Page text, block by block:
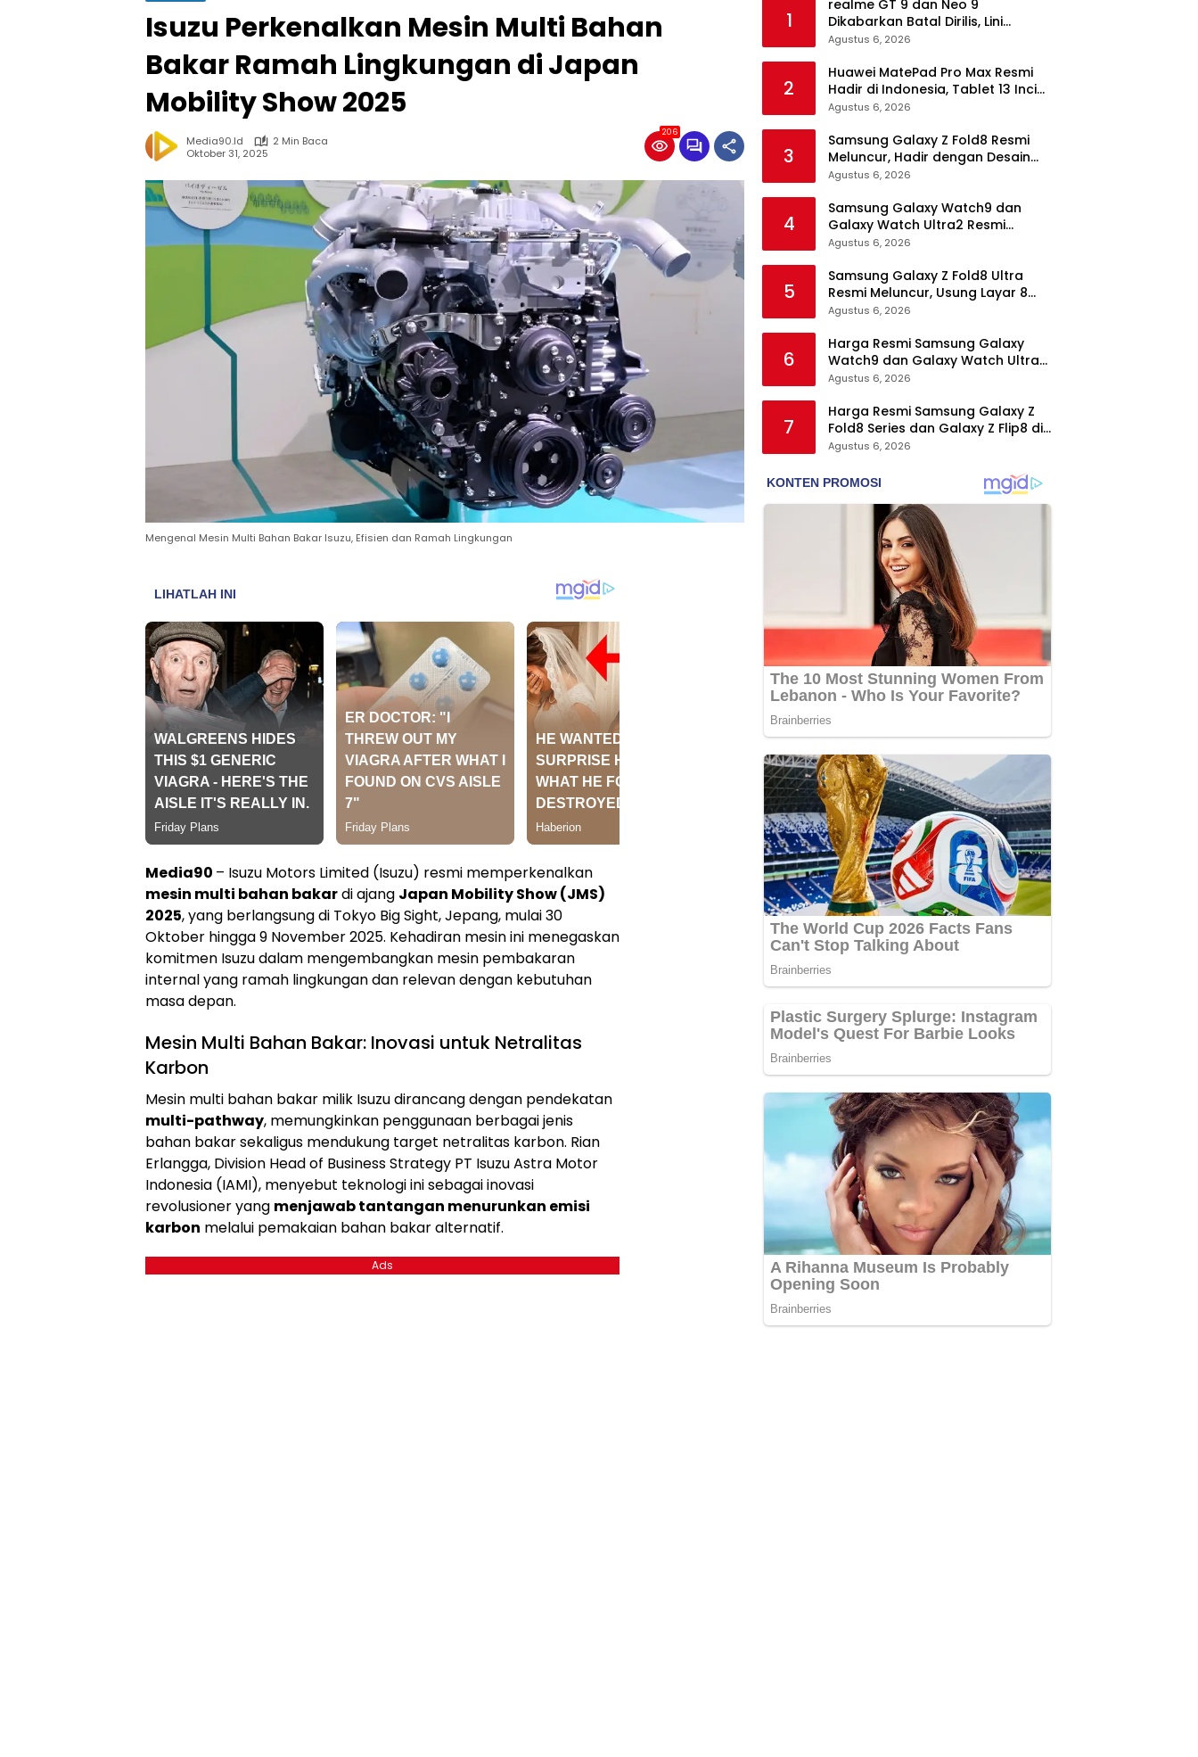
Isuzu Perkenalkan Mesin Multi Bahan
Bakar Ramah Lingkungan di Japan
Mobility Show 2025
Media90.id
2 Min Baca
Oktober 31, 2025
206
Mengenal Mesin Multi Bahan Bakar Isuzu, Efisien dan Ramah Lingkungan
Media90 – Isuzu Motors Limited (Isuzu) resmi memperkenalkan
mesin multi bahan bakardi ajang Japan Mobility Show (JMS)
2025, yang berlangsung di Tokyo Big Sight, Jepang, mulai 30
Oktober hingga 9 November 2025. Kehadiran mesin ini menegaskan
komitmen Isuzu dalam mengembangkan mesin pembakaran
internal yang ramah lingkungan dan relevan dengan kebutuhan
masa depan.
Mesin Multi Bahan Bakar: Inovasi untuk Netralitas
Karbon
Mesin multi bahan bakar milik Isuzu dirancang dengan pendekatan
multi-pathway, memungkinkan penggunaan berbagai jenis
bahan bakar sekaligus mendukung target netralitas karbon. Rian
Erlangga, Division Head of Business Strategy PT Isuzu Astra Motor
Indonesia (IAMI), menyebut teknologi ini sebagai inovasi
revolusioner yang menjawab tantangan menurunkan emisi
karbon melalui pemakaian bahan bakar alternatif.
Ads
1
realme GT 9 dan Neo 9
Dikabarkan Batal Dirilis, Lini
Flagship realme Terancam
Agustus 6, 2026
2
Huawei MatePad Pro Max Resmi
Hadir di Indonesia, Tablet 13 Inci
Tertipis dan Teringan
Agustus 6, 2026
3
Samsung Galaxy Z Fold8 Resmi
Meluncur, Hadir dengan Desain
Lebih Pendek dan Lebar
Agustus 6, 2026
4
Samsung Galaxy Watch9 dan
Galaxy Watch Ultra2 Resmi
Meluncur, Bawa AI, Snapdragon
Baru
Agustus 6, 2026
5
Samsung Galaxy Z Fold8 Ultra
Resmi Meluncur, Usung Layar 8
Inci, Kamera 200MP dan
Agustus 6, 2026
6
Harga Resmi Samsung Galaxy
Watch9 dan Galaxy Watch Ultra2
di Indonesia, Mulai Rp5,9 Jutaan
Agustus 6, 2026
7
Harga Resmi Samsung Galaxy Z
Fold8 Series dan Galaxy Z Flip8 di
Indonesia, Mulai Rp19 Jutaan
Agustus 6, 2026